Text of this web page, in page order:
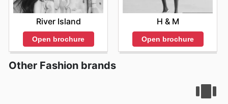
River Island
Open brochure
H & M
Open brochure
Other Fashion brands